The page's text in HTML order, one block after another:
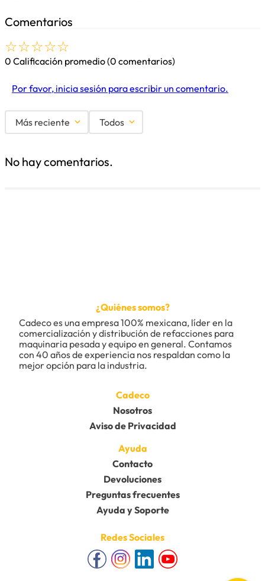
Comentarios
☆☆☆☆☆
0 Calificación promedio(0 comentarios)
Por favor, inicia sesión para escribir un comentario.
Más reciente Todos
No hay comentarios.
¿Quiénes somos?
Cadeco es una empresa 100% mexicana, líder en la
comercialización y distribución de refacciones para
maquinaria pesada y equipo en general. Contamos
con 40 años de experiencia nos respaldan como la
mejor opción para la industria.
Cadeco
Nosotros
Aviso de Privacidad
Ayuda
Contacto
Devoluciones
Preguntas frecuentes
Ayuda y Soporte
Redes Sociales